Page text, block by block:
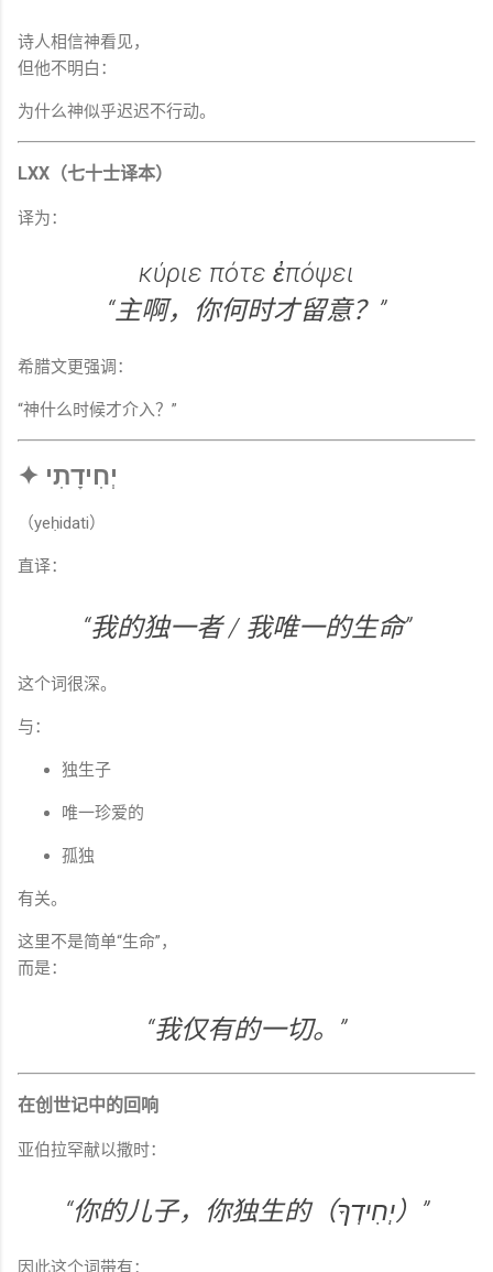
诗人相信神看见，
但他不明白：
为什么神似乎迟迟不行动。
LXX（七十士译本）
译为：
κύριε πότε ἐπόψει
“主啊，你何时才留意？”
希腊文更强调：
“神什么时候才介入？”
✦ יְחִידָתִי
（yeḥidati）
直译：
“我的独一者 / 我唯一的生命”
这个词很深。
与：
独生子
唯一珍爱的
孤独
有关。
这里不是简单“生命”，
而是：
“我仅有的一切。”
在创世记中的回响
亚伯拉罕献以撒时：
“你的儿子，你独生的（יְחִידְךָ）”
因此这个词带有：